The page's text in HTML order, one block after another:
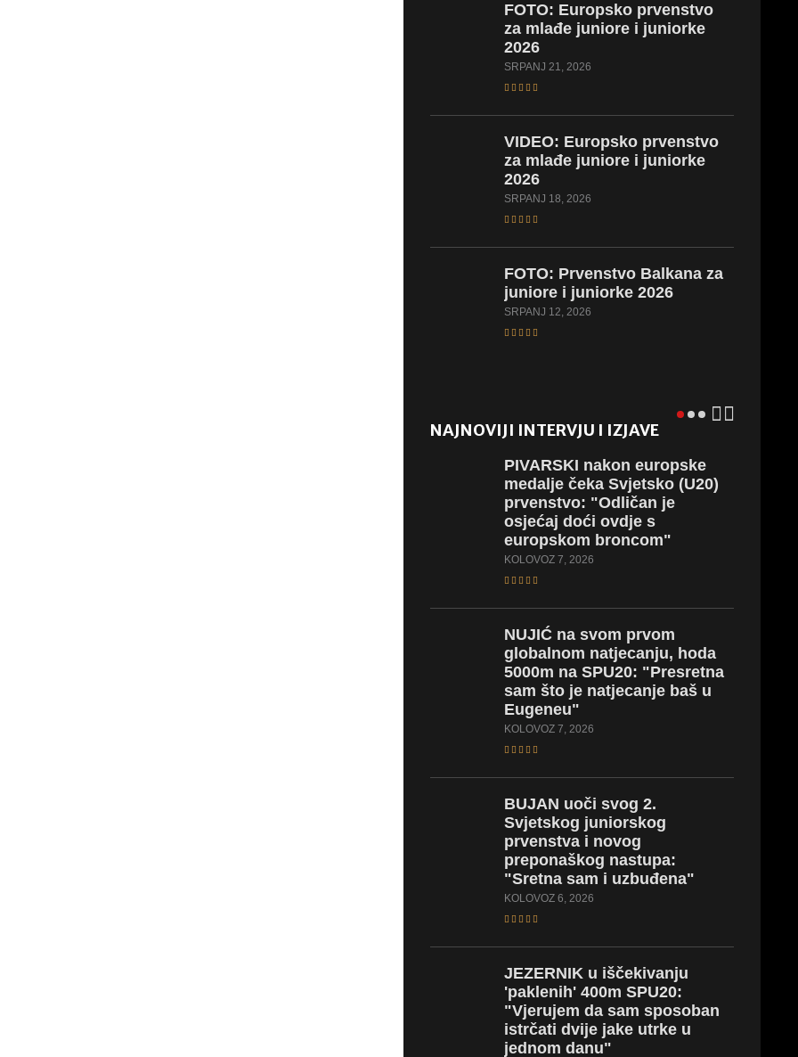
FOTO: Europsko prvenstvo
za mlađe juniore i juniorke
2026
SRPANJ 21, 2026
VIDEO: Europsko prvenstvo
za mlađe juniore i juniorke
2026
SRPANJ 18, 2026
FOTO: Prvenstvo Balkana za
juniore i juniorke 2026
SRPANJ 12, 2026
NAJNOVIJI INTERVJU I IZJAVE
PIVARSKI nakon europske
medalje čeka Svjetsko (U20)
prvenstvo: "Odličan je
osjećaj doći ovdje s
europskom broncom"
KOLOVOZ 7, 2026
NUJIĆ na svom prvom
globalnom natjecanju, hoda
5000m na SPU20: "Presretna
sam što je natjecanje baš u
Eugeneu"
KOLOVOZ 7, 2026
BUJAN uoči svog 2.
Svjetskog juniorskog
prvenstva i novog
preponaškog nastupa:
"Sretna sam i uzbuđena"
KOLOVOZ 6, 2026
JEZERNIK u iščekivanju
'paklenih' 400m SPU20:
"Vjerujem da sam sposoban
istrčati dvije jake utrke u
jednom danu"